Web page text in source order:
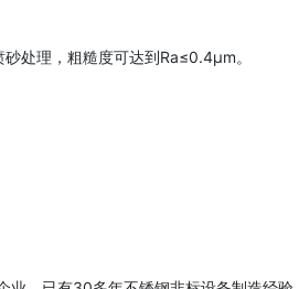
处理，粗糙度可达到Ra≤0.4μm。